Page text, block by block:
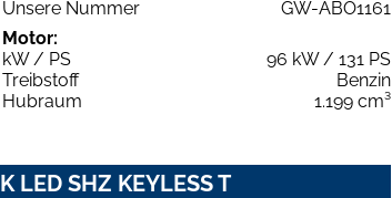
Unsere Nummer
GW-ABO1161
Motor:
kW / PS
96 kW / 131 PS
Treibstoff
Benzin
Hubraum
1.199 cm³
LED SHZ KEYLESS T